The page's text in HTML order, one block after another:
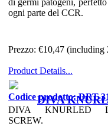
di germi patogeni,
ogni parte del CCR.
Prezzo: €10,47 (including
Product Details...
DIVA
Codice prodotto: DRT-
DIVA KNURLED
SCREW.